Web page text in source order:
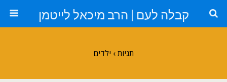
קבלה לעם | הרב מיכאל לייטמן
תגיות › ילדים